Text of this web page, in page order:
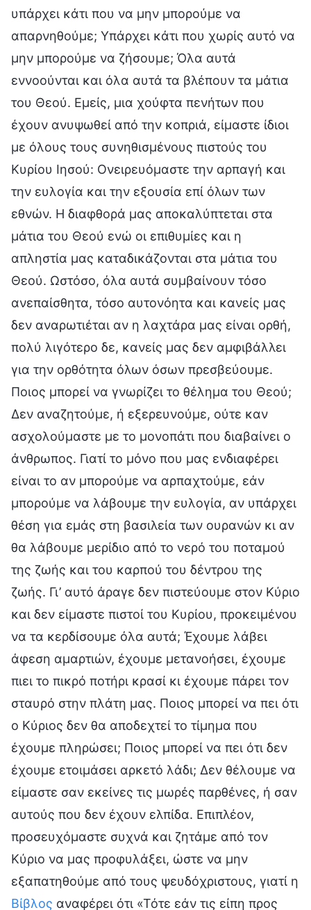
υπάρχει κάτι που να μην μπορούμε να
απαρνηθούμε; Υπάρχει κάτι που χωρίς αυτό να
μην μπορούμε να ζήσουμε; Όλα αυτά
εννοούνται και όλα αυτά τα βλέπουν τα μάτια
του Θεού. Εμείς, μια χούφτα πενήτων που
έχουν ανυψωθεί από την κοπριά, είμαστε ίδιοι
με όλους τους συνηθισμένους πιστούς του
Κυρίου Ιησού: Ονειρευόμαστε την αρπαγή και
την ευλογία και την εξουσία επί όλων των
εθνών. Η διαφθορά μας αποκαλύπτεται στα
μάτια του Θεού ενώ οι επιθυμίες και η
απληστία μας καταδικάζονται στα μάτια του
Θεού. Ωστόσο, όλα αυτά συμβαίνουν τόσο
ανεπαίσθητα, τόσο αυτονόητα και κανείς μας
δεν αναρωτιέται αν η λαχτάρα μας είναι ορθή,
πολύ λιγότερο δε, κανείς μας δεν αμφιβάλλει
για την ορθότητα όλων όσων πρεσβεύουμε.
Ποιος μπορεί να γνωρίζει το θέλημα του Θεού;
Δεν αναζητούμε, ή εξερευνούμε, ούτε καν
ασχολούμαστε με το μονοπάτι που διαβαίνει ο
άνθρωπος. Γιατί το μόνο που μας ενδιαφέρει
είναι το αν μπορούμε να αρπαχτούμε, εάν
μπορούμε να λάβουμε την ευλογία, αν υπάρχει
θέση για εμάς στη βασιλεία των ουρανών κι αν
θα λάβουμε μερίδιο από το νερό του ποταμού
της ζωής και του καρπού του δέντρου της
ζωής. Γι’ αυτό άραγε δεν πιστεύουμε στον Κύριο
και δεν είμαστε πιστοί του Κυρίου, προκειμένου
να τα κερδίσουμε όλα αυτά; Έχουμε λάβει
άφεση αμαρτιών, έχουμε μετανοήσει, έχουμε
πιει το πικρό ποτήρι κρασί κι έχουμε πάρει τον
σταυρό στην πλάτη μας. Ποιος μπορεί να πει ότι
ο Κύριος δεν θα αποδεχτεί το τίμημα που
έχουμε πληρώσει; Ποιος μπορεί να πει ότι δεν
έχουμε ετοιμάσει αρκετό λάδι; Δεν θέλουμε να
είμαστε σαν εκείνες τις μωρές παρθένες, ή σαν
αυτούς που δεν έχουν ελπίδα. Επιπλέον,
προσευχόμαστε συχνά και ζητάμε από τον
Κύριο να μας προφυλάξει, ώστε να μην
εξαπατηθούμε από τους ψευδόχριστους, γιατί η
Βίβλος αναφέρει ότι «Τότε εάν τις είπη προς